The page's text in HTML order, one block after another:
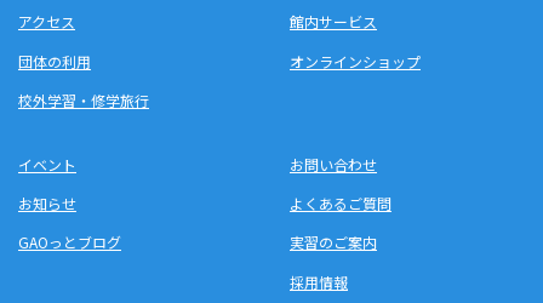
アクセス
団体の利用
校外学習・修学旅行
館内サービス
オンラインショップ
イベント
お知らせ
GAOっとブログ
お問い合わせ
よくあるご質問
実習のご案内
採用情報